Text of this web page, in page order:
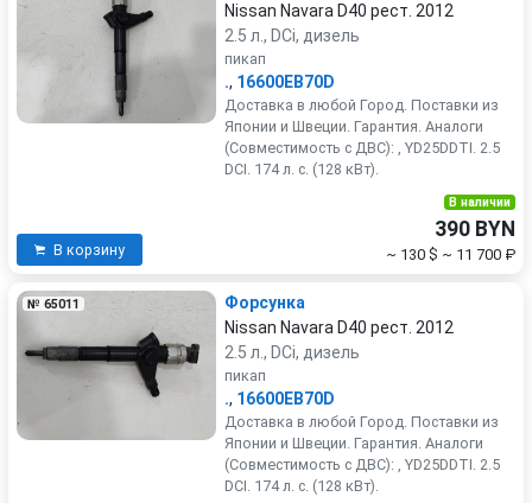
Nissan Navara D40 рест. 2012
2.5 л., DCi, дизель
пикап
., 16600EB70D
Доставка в любой Город. Поставки из
Японии и Швеции. Гарантия. Аналоги
(Совместимость с ДВС): , YD25DDTI. 2.5
DCI. 174 л. с. (128 кВт).
В корзину
В наличии
390 BYN
~ 130 $ ~ 11 700 ₽
№ 65011
Форсунка
Nissan Navara D40 рест. 2012
2.5 л., DCi, дизель
пикап
., 16600EB70D
Доставка в любой Город. Поставки из
Японии и Швеции. Гарантия. Аналоги
(Совместимость с ДВС): , YD25DDTI. 2.5
DCI. 174 л. с. (128 кВт).